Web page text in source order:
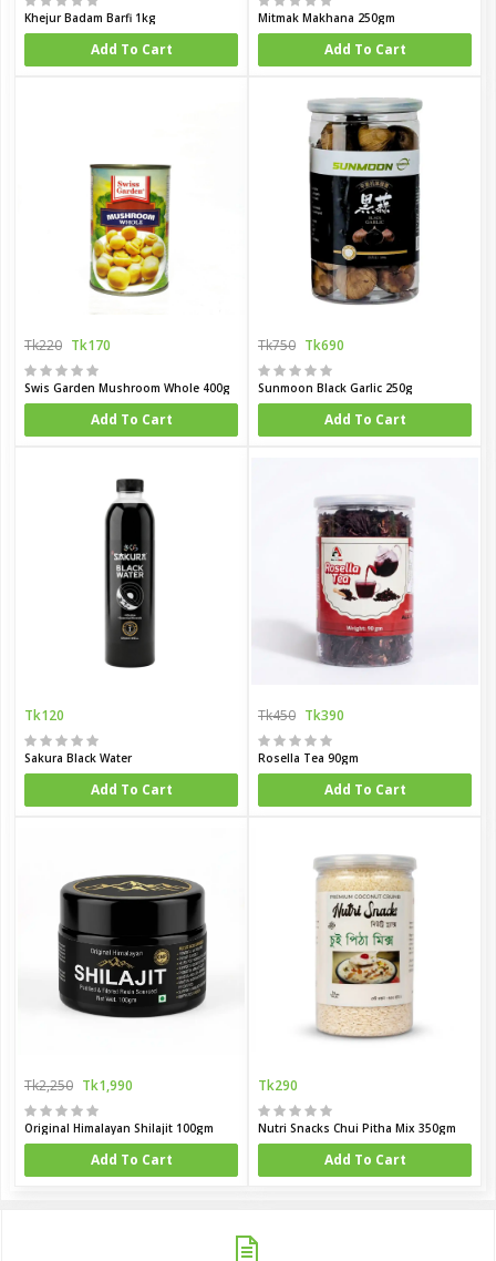
Khejur Badam Barfi 1kg
Add To Cart
Mitmak Makhana 250gm
Add To Cart
Tk220 Tk170
Swis Garden Mushroom Whole 400g
Add To Cart
Tk750 Tk690
Sunmoon Black Garlic 250g
Add To Cart
Tk120
Sakura Black Water
Add To Cart
Tk450 Tk390
Rosella Tea 90gm
Add To Cart
Tk2,250 Tk1,990
Original Himalayan Shilajit 100gm
Add To Cart
Tk290
Nutri Snacks Chui Pitha Mix 350gm
Add To Cart